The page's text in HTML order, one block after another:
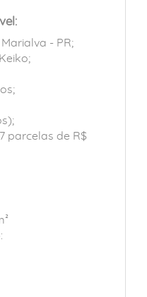
- PR;
parcelas de R$